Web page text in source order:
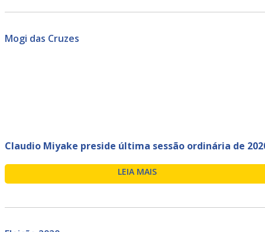
Mogi das Cruzes
Claudio Miyake preside última sessão ordinária de
LEIA MAIS